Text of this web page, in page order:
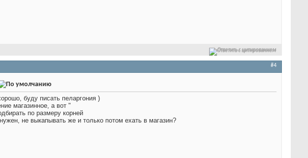
Ответить с цитированием
#4
буду писать пеларгония )
магазинное, а вот "
по размеру корней
не выкапывать же и только потом ехать в магазин?